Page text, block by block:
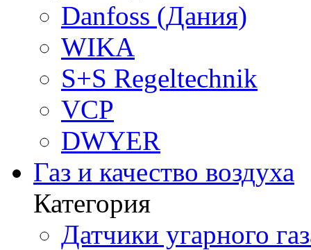
Danfoss (Дания)
WIKA
S+S Regeltechnik
VCP
DWYER
Газ и качество воздуха
Категория
Датчики угарного